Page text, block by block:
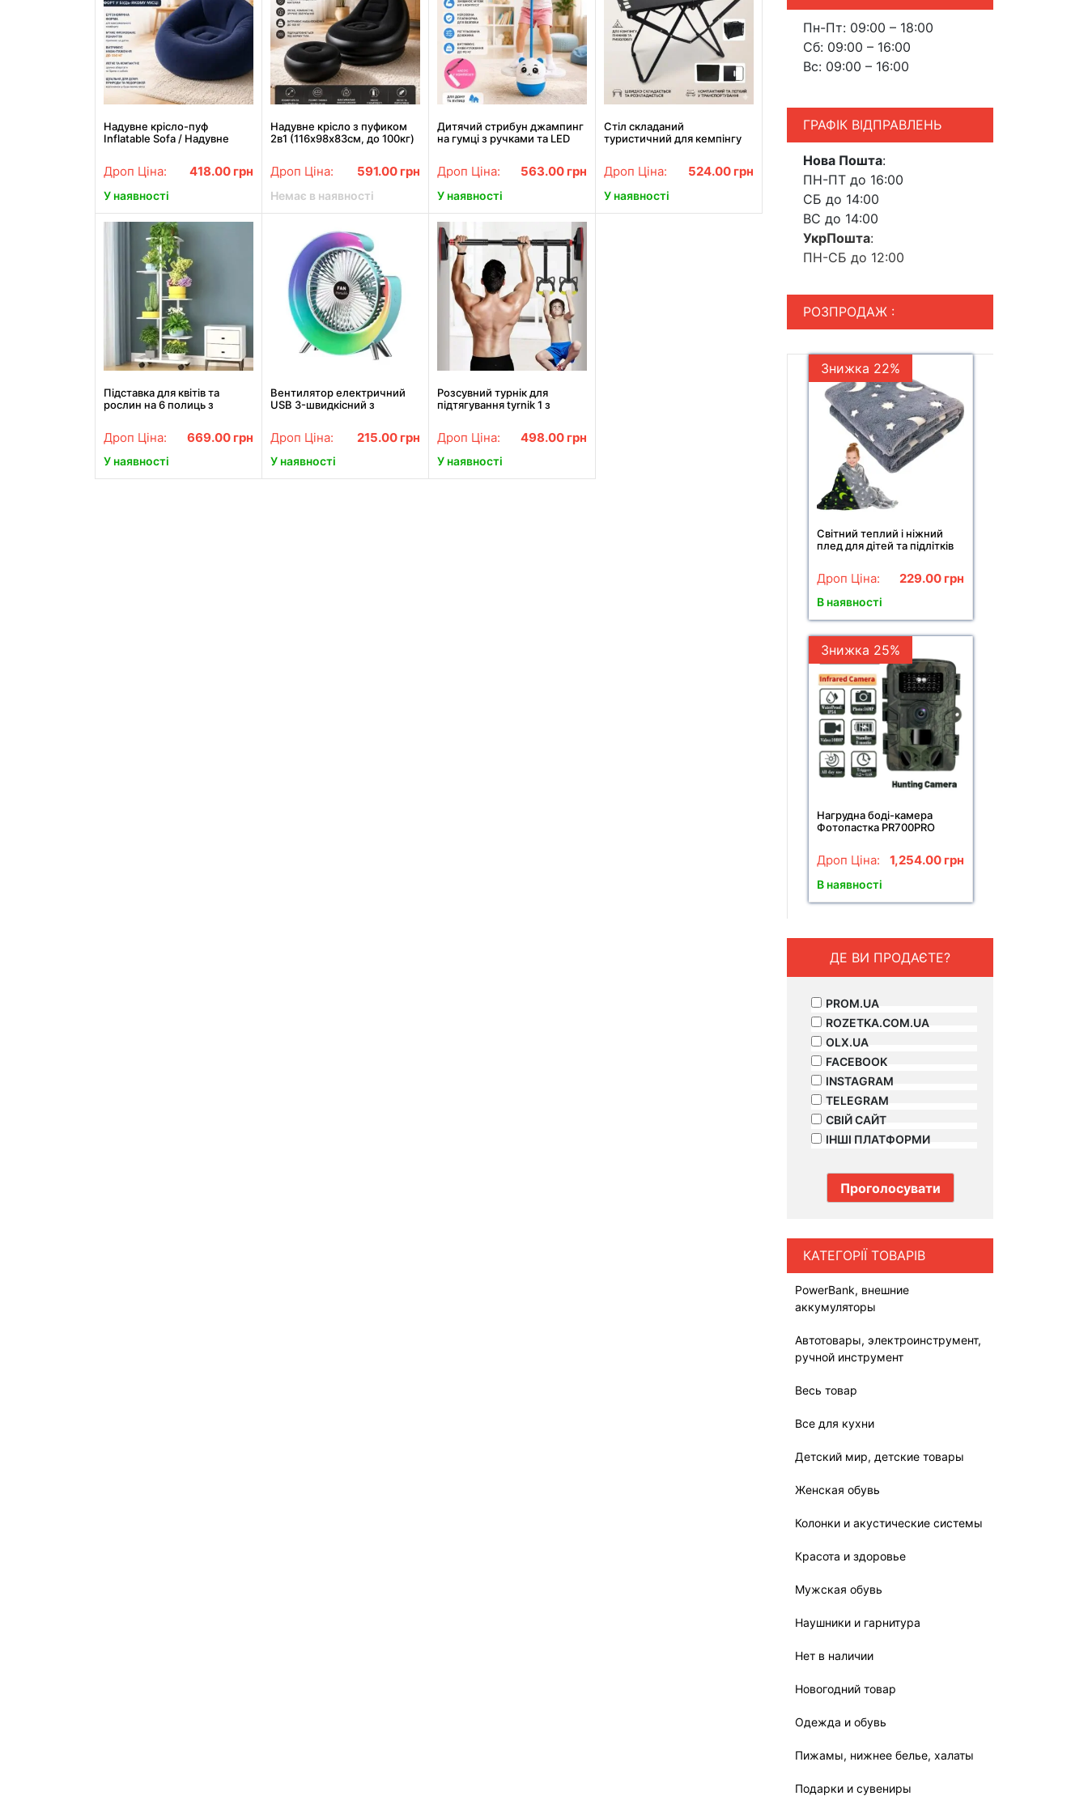
Надувне крісло-пуф
Inflatable Sofa / Надувне
Дроп Ціна: 418.00 грн
У наявності
Надувне крісло з пуфиком
2в1 (116х98х83см, до 100кг)
з пуфом
Дроп Ціна: 591.00 грн
Немає в наявності
Дитячий стрибун джампинг
на гумці з ручками та LED
активних ігор
Дроп Ціна: 563.00 грн
У наявності
Стіл складаний
туристичний для кемпінгу
Дроп Ціна: 524.00 грн
У наявності
Підставка для квітів та
рослин на 6 полиць з
Дроп Ціна: 669.00 грн
У наявності
Вентилятор електричний
USB 3-швидкісний з
Дроп Ціна: 215.00 грн
У наявності
Розсувний турнік для
підтягування tyrnik 1 з
Дроп Ціна: 498.00 грн
У наявності
Пн-Пт: 09:00 – 18:00
Сб: 09:00 – 16:00
Вс: 09:00 – 16:00
ГРАФІК ВІДПРАВЛЕНЬ
Нова Пошта:
ПН-ПТ до 16:00
СБ до 14:00
ВС до 14:00
УкрПошта:
ПН-СБ до 12:00
РОЗПРОДАЖ :
Знижка 22%
Світний теплий і ніжний
плед для дітей та підлітків
Дроп Ціна: 229.00 грн
В наявності
Знижка 25%
Нагрудна боді-камера
Фотопастка PR700PRO
баченням
Дроп Ціна: 1,254.00 грн
В наявності
ДЕ ВИ ПРОДАЄТЕ?
PROM.UA
ROZETKA.COM.UA
OLX.UA
FACEBOOK
INSTAGRAM
TELEGRAM
СВІЙ САЙТ
ІНШІ ПЛАТФОРМИ
КАТЕГОРІЇ ТОВАРІВ
PowerBank, внешние
аккумуляторы
Автотовары, электроинструмент,
ручной инструмент
Весь товар
Все для кухни
Детский мир, детские товары
Женская обувь
Колонки и акустические системы
Красота и здоровье
Мужская обувь
Наушники и гарнитура
Нет в наличии
Новогодний товар
Одежда и обувь
Пижамы, нижнее белье, халаты
Подарки и сувениры